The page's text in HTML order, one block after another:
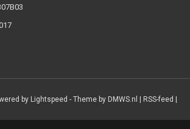
by Lightspeed - Theme by DMWS.nl RSS-feed